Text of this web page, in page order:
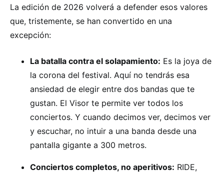
La edición de 2026 volverá a defender esos valores
que, tristemente, se han convertido en una
excepción:
La batalla contra el solapamiento: Es la joya de
la corona del festival. Aquí no tendrás esa
ansiedad de elegir entre dos bandas que te
gustan. El Visor te permite ver todos los
conciertos. Y cuando decimos ver, decimos ver
y escuchar, no intuir a una banda desde una
pantalla gigante a 300 metros.
Conciertos completos, no aperitivos: RIDE,